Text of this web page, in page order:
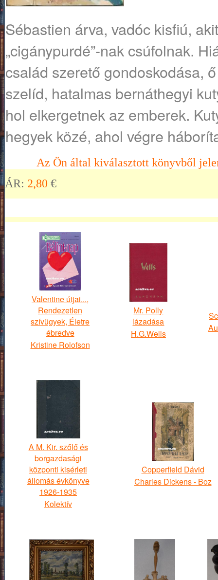
Sébastien árva, vadóc kisfiú,
„cigánypurdé”-nak csúfolnak.
család szerető gondoskodása,
szelíd, hatalmas bernáthegyi
hol elkergetnek az emberek.
hegyek közé, ahol végre
Az Ön által kiválasztott könyvből
ÁR: 2,80 €
Valentine útjai...,
Rendezetlen
szívügyek, Életre
ébredve
Kristine Rolofson
Mr. Polly
lázadása
H.G.Wells
A M. Kir. szőlő és
borgazdasági
központi kisérleti
állomás évkönyve
1926-1935
Kolektív
Copperfield Dávid
Charles Dickens - Boz